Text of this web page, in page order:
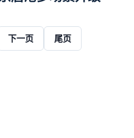
下一页 尾页